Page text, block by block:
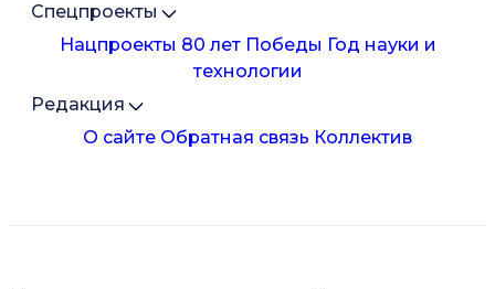
Спецпроекты
Нацпроекты 80 лет Победы Год науки и
технологии
Редакция
О сайте Обратная связь Коллектив